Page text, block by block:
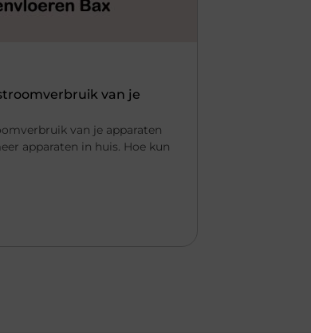
van je
van je apparaten
apparaten in huis. Hoe kun